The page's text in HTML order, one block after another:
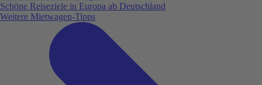
Schöne Reiseziele in Europa ab Deutschland
Weitere Mietwagen-Tipps